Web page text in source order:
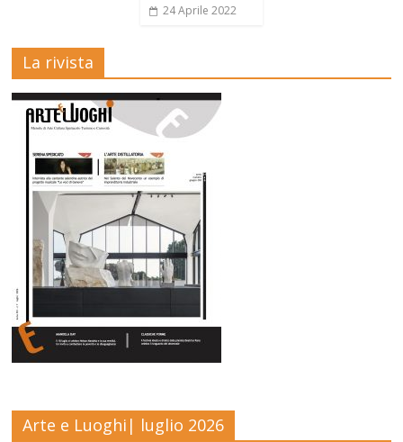
24 Aprile 2022
La rivista
Arte e Luoghi| luglio 2026